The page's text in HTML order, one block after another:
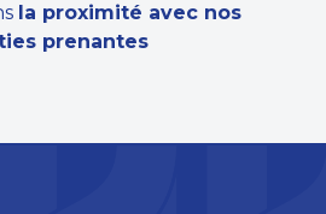
la proximité avec nos
prenantes